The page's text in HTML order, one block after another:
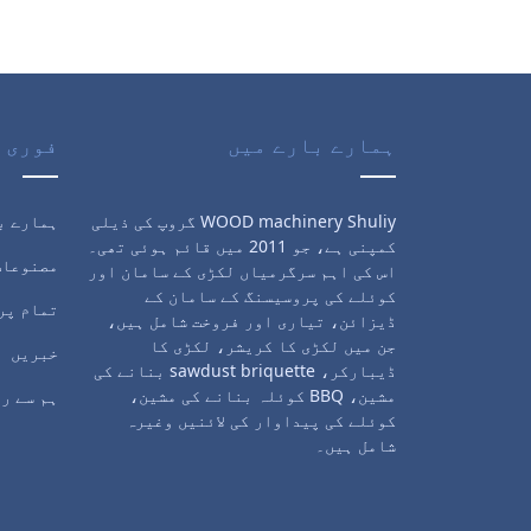
ہمارے بارے میں
WOOD machinery Shuliy گروپ کی ذیلی
کمپنی ہے، جو 2011 میں قائم ہوئی تھی۔
اس کی اہم سرگرمیاں لکڑی کے سامان اور
کوئلے کی پروسیسنگ کے سامان کے
ڈیزائن، تیاری اور فروخت شامل ہیں،
جن میں لکڑی کا کریشر، لکڑی کا
ڈیبارکر، sawdust briquette بنانے کی
مشین، BBQ کوئلہ بنانے کی مشین،
کوئلے کی پیداوار کی لائنیں وغیرہ
شامل ہیں۔
ہمارے
تمام
خبریں
ہم سے